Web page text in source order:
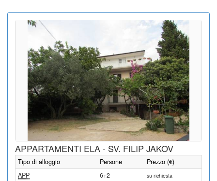
APPARTAMENTI ELA - SV. FILIP JAKOV
Tipo di alloggio Persone
Prezzo (€)
APP
6+2 su richiesta